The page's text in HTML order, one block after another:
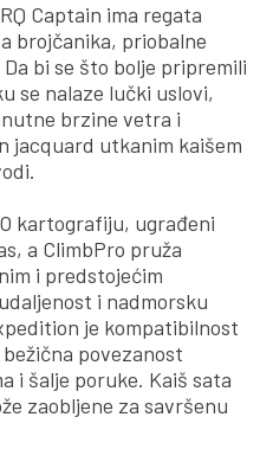
Captain ima regata
brojčanika, priobalne
bi se što bolje pripremili
se nalaze lučki uslovi,
brzine vetra i
jacquard utkanim kaišem
kartografiju, ugrađeni
a ClimbPro pruža
i predstojećim
i nadmorsku
je kompatibilnost
povezanost
i šalje poruke. Kaiš sata
zaobljene za savršenu